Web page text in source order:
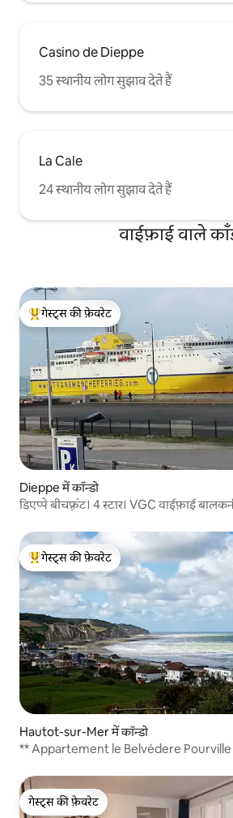
Casino de Dieppe
35 स्थानीय लोग सुझाव देते हैं
La Cale
24 स्थानीय लोग सुझाव देते हैं
वाईफ़ाई वाले
गेस्ट्स का टॉप फ़ेवरेट
गेस्ट्स की फ़ेवरेट
Dieppe में कॉन्डो
डिएप्पे बीचफ़्रंट। 4 स्टार। VGC वाईफ़ाई
गेस्ट्स का टॉप फ़ेवरेट
गेस्ट्स की फ़ेवरेट
Hautot-sur-Mer में कॉन्डो
** Appartement le Belvédere
गेस्ट्स की फ़ेवरेट
गेस्ट्स की फ़ेवरेट